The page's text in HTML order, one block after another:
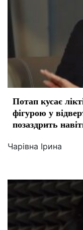
Потап кусає
фігурою у
позаздрить
Чарівна Ірина